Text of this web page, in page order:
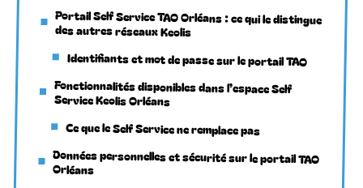
Portail Self Service TAO Orléans : ce qui le distingue
des autres réseaux Keolis
Identifiants et mot de passe sur le portail TAO
Fonctionnalités disponibles dans l’espace Self
Service Keolis Orléans
Ce que le Self Service ne remplace pas
Données personnelles et sécurité sur le portail TAO
Orléans